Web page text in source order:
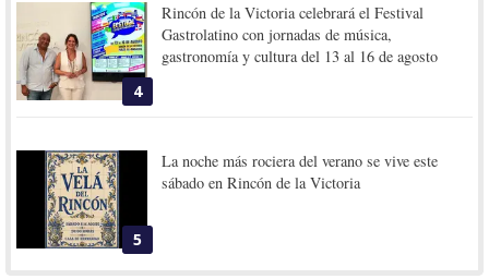
4
Rincón de la Victoria celebrará el Festival
Gastrolatino con jornadas de música,
gastronomía y cultura del 13 al 16 de agosto
5
La noche más rociera del verano se vive este
sábado en Rincón de la Victoria